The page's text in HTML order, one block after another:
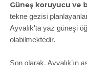
Güneş koruyucu ve
tekne gezisi
Ayvalık'ta yaz güneşi
olabilmektedir.
Son olarak, Ayvalık'ın